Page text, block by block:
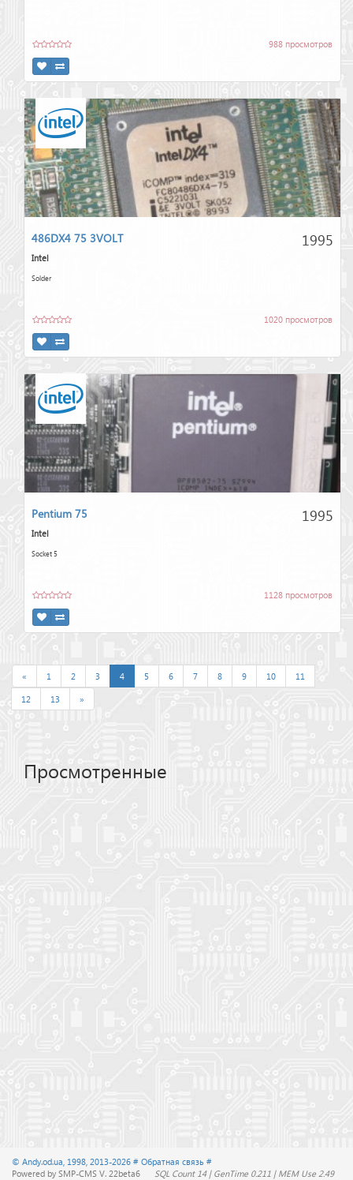
988 просмотров
1995
486DX4 75 3VOLT
Intel
Solder
1020 просмотров
1995
Pentium 75
Intel
Socket 5
1128 просмотров
« 1 2 3 4 5 6 7 8 9 10 11
12 13 »
Просмотренные
© Andy.od.ua, 1998, 2013-2026 # Обратная связь #
Powered by SMP-CMS V. 22beta6
SQL Count 14 | GenTime 0.211 | MEM Use 2.49